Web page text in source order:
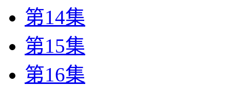
第14集
第15集
第16集